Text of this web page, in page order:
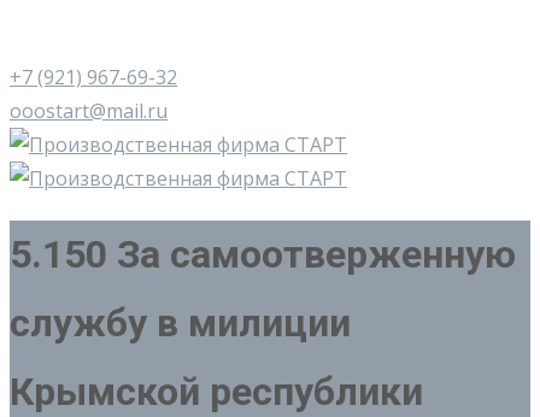
+7 (921) 967-69-32
ooostart@mail.ru
5.150 За самоотверженную
службу в милиции
Крымской республики